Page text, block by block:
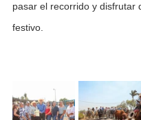
pasar el recorrido y disfrutar
festivo.